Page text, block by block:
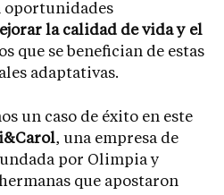
oportunidades
la calidad de vida y el
que se benefician de estas
adaptativas.
un caso de éxito en este
, una empresa de
por Olimpia y
que apostaron